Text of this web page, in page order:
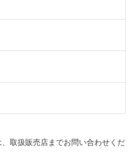
取扱販売店までお問い合わせくだ